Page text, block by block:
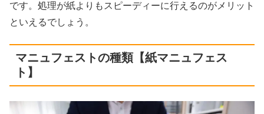
です。処理が紙よりもスピーディーに行えるのがメリット
といえるでしょう。
マニュフェストの種類【紙マニュフェス
ト】